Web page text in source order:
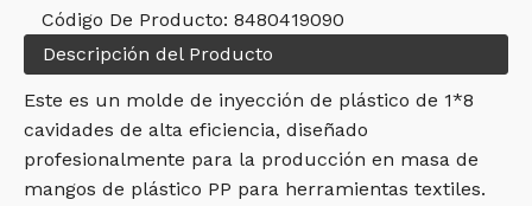
Código De Producto: 8480419090
Descripción del Producto
Este es un molde de inyección de plástico de 1*8
cavidades de alta eficiencia, diseñado
profesionalmente para la producción en masa de
mangos de plástico PP para herramientas textiles.